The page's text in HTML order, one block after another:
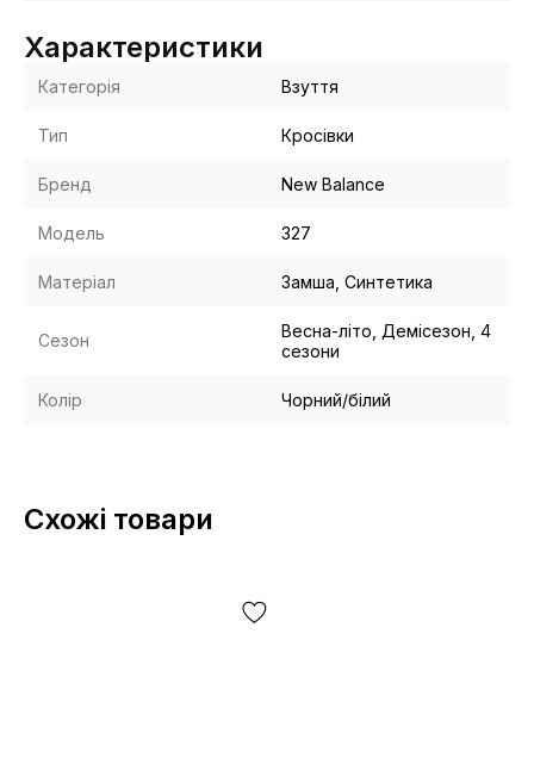
Характеристики
Категорія Взуття
Тип Кросівки
Бренд New Balance
Модель 327
Матеріал Замша, Синтетика
Сезон
Весна-літо, Демісезон, 4
сезони
Колір Чорний/білий
Схожі товари